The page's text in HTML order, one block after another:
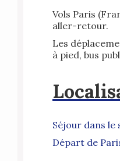
Vols Paris
aller-retour.
Les
à pied, bus
Séjour dans le
Départ de